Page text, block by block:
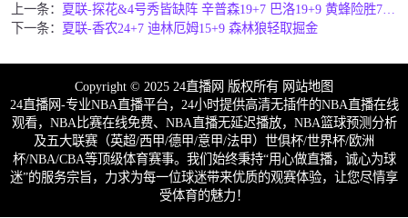
上一条：
夏联-探花&4号秀皆缺阵 辛普森19+7 巴洛19+9 黄蜂险胜76人
下一条： 夏联-香农24+7 迪林厄姆15+9 森林狼轻取掘金
Copyright © 2025 24直播网 版权所有 网站地图
24直播网-专业NBA直播平台，24小时提供高清无插件的NBA直播在线
观看，NBA比赛在线免费、NBA直播无延迟播放，NBA篮球预测分析
及五大联赛（英超/西甲/德甲/意甲/法甲）世俱杯/世界杯/欧洲
杯/NBA/CBA等顶级体育赛事。我们始终秉持“用心做直播，诚心为球
迷”的服务宗旨，力求为每一位球迷带来优质的观赛体验，让您尽情享
受体育的魅力！